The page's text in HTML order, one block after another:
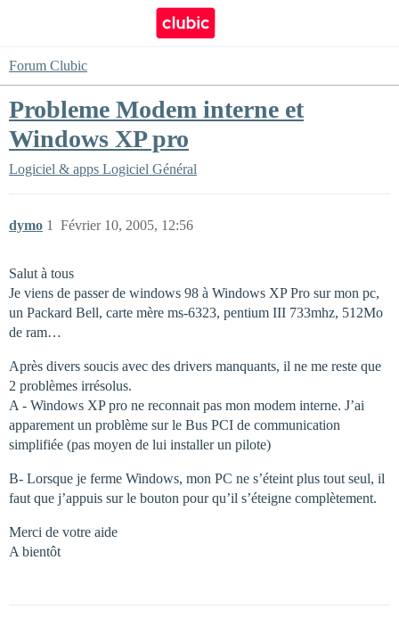
Forum Clubic
Probleme Modem interne et
Windows XP pro
Logiciel & apps Logiciel Général
dymo Février 10, 2005, 12:56
1
Salut à tous
Je viens de passer de windows 98 à Windows XP Pro sur mon pc,
un Packard Bell, carte mère ms-6323, pentium III 733mhz, 512Mo
de ram…
Après divers soucis avec des drivers manquants, il ne me reste que
2 problèmes irrésolus.
A - Windows XP pro ne reconnait pas mon modem interne. J’ai
apparement un problème sur le Bus PCI de communication
simplifiée (pas moyen de lui installer un pilote)
B- Lorsque je ferme Windows, mon PC ne s’éteint plus tout seul, il
faut que j’appuis sur le bouton pour qu’il s’éteigne complètement.
Merci de votre aide
A bientôt